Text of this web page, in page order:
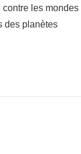
les mondes
des planètes